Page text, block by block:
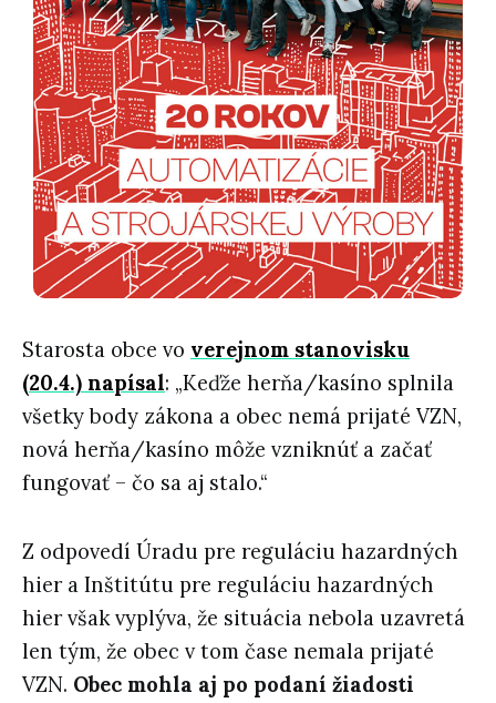
Starosta obce vo verejnom stanovisku
(20.4.) napísal: „Keďže herňa/kasíno splnila
všetky body zákona a obec nemá prijaté VZN,
nová herňa/kasíno môže vzniknúť a začať
fungovať – čo sa aj stalo.“
Z odpovedí Úradu pre reguláciu hazardných
hier a Inštitútu pre reguláciu hazardných
hier však vyplýva, že situácia nebola uzavretá
len tým, že obec v tom čase nemala prijaté
VZN. Obec mohla aj po podaní žiadosti